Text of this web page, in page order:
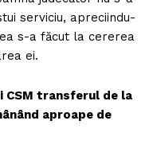
serviciu, apreciindu-
s-a făcut la cererea
ei.
CSM transferul de la
aproape de